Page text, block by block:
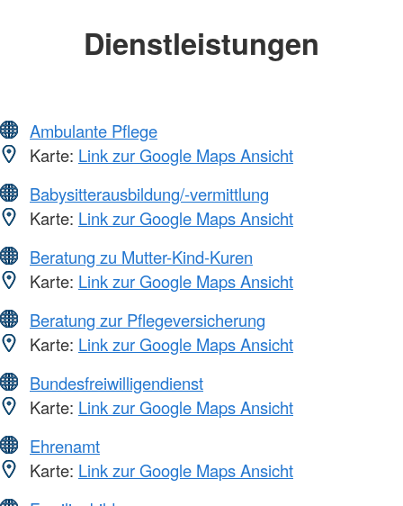
Dienstleistungen
Ambulante Pflege
Karte: Link zur Google Maps Ansicht
Babysitterausbildung/-vermittlung
Karte: Link zur Google Maps Ansicht
Beratung zu Mutter-Kind-Kuren
Karte: Link zur Google Maps Ansicht
Beratung zur Pflegeversicherung
Karte: Link zur Google Maps Ansicht
Bundesfreiwilligendienst
Karte: Link zur Google Maps Ansicht
Ehrenamt
Karte: Link zur Google Maps Ansicht